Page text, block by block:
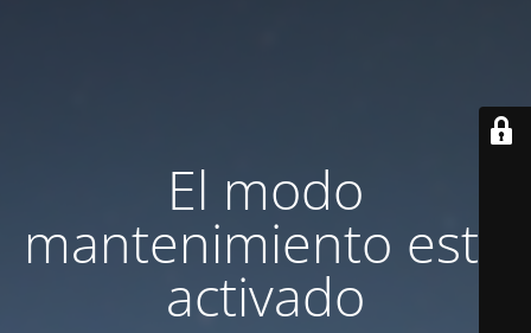
El modo
mantenimiento está
activado